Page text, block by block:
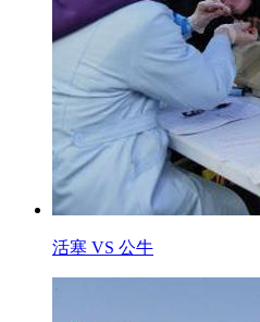
活塞 VS 公牛